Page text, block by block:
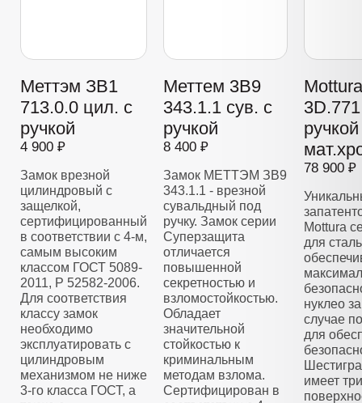
Меттэм ЗВ1
713.0.0 цил. с
ручкой
4 900 ₽
Замок врезной
цилиндровый с
защелкой,
сертифицированный
в соответствии с 4-м,
самым высоким
классом ГОСТ 5089-
2011, Р 52582-2006.
Для соответствия
классу замок
необходимо
эксплуатировать с
цилиндровым
механизмом не ниже
3-го класса ГОСТ, а
Меттем 3В9
343.1.1 сув. с
ручкой
8 400 ₽
Замок МЕТТЭМ ЗВ9
343.1.1 - врезной
сувальдный под
ручку. Замок серии
Суперзащита
отличается
повышенной
секретностью и
взломостойкостью.
Обладает
значительной
стойкостью к
криминальным
методам взлома.
Сертифицирован в
78 900 ₽
Mottura
для
нуклео
случае
для
имеет